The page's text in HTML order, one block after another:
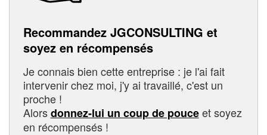
Recommandez JGCONSULTING et
soyez en récompensés
Je connais bien cette entreprise : je l'ai fait
intervenir chez moi, j'y ai travaillé, c'est un
proche !
Alorsdonnez-lui un coup de pouceet soyez
en récompensés !